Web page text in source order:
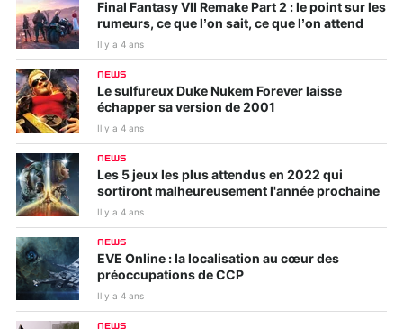
Final Fantasy VII Remake Part 2 : le point sur les
rumeurs, ce que l’on sait, ce que l’on attend
Il y a 4 ans
NEWS
Le sulfureux Duke Nukem Forever laisse
échapper sa version de 2001
Il y a 4 ans
NEWS
Les 5 jeux les plus attendus en 2022 qui
sortiront malheureusement l'année prochaine
Il y a 4 ans
NEWS
EVE Online : la localisation au cœur des
préoccupations de CCP
Il y a 4 ans
NEWS